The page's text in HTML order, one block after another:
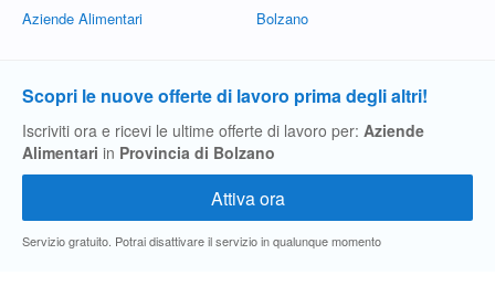
Aziende Alimentari Bolzano
Scopri le nuove offerte di lavoro prima degli altri!
Iscriviti ora e ricevi le ultime offerte di lavoro per: Aziende
Alimentari in Provincia di Bolzano
Servizio gratuito. Potrai disattivare il servizio in qualunque momento